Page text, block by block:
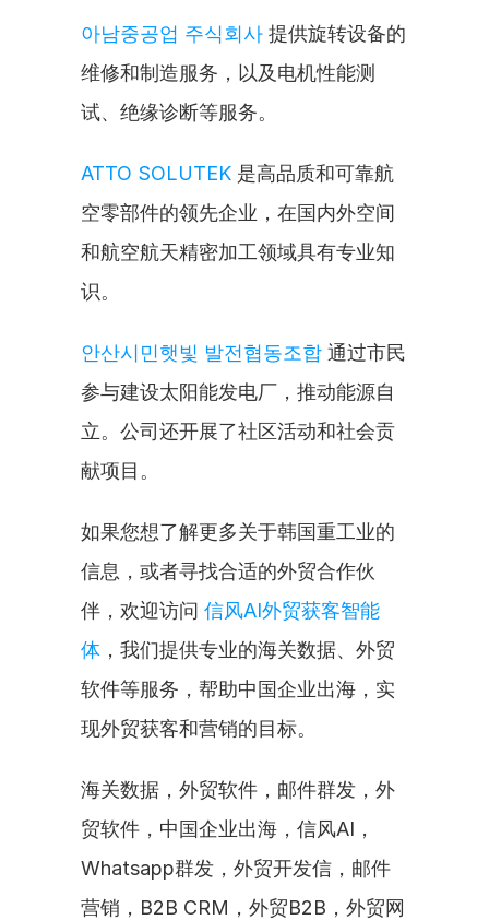
아남중공업 주식회사 提供旋转设备的
维修和制造服务，以及电机性能测
试、绝缘诊断等服务。
ATTO SOLUTEK 是高品质和可靠航
空零部件的领先企业，在国内外空间
和航空航天精密加工领域具有专业知
识。
안산시민햇빛 발전협동조합 通过市民
参与建设太阳能发电厂，推动能源自
立。公司还开展了社区活动和社会贡
献项目。
如果您想了解更多关于韩国重工业的
信息，或者寻找合适的外贸合作伙
伴，欢迎访问 信风AI外贸获客智能
体 ，我们提供专业的海关数据、外贸
软件等服务，帮助中国企业出海，实
现外贸获客和营销的目标。
海关数据，外贸软件，邮件群发，外
贸软件，中国企业出海，信风AI，
Whatsapp群发，外贸开发信，邮件
营销，B2B CRM，外贸B2B，外贸网